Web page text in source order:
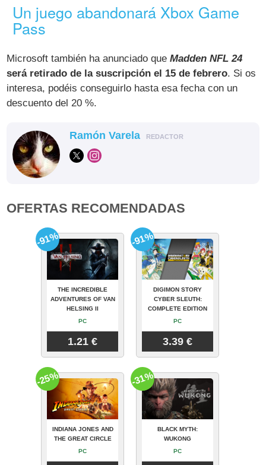
Un juego abandonará Xbox Game
Pass
Microsoft también ha anunciado queMadden NFL 24
será retirado de la suscripción el 15 de febrero. Si os
interesa, podéis conseguirlo hasta esa fecha con un
descuento del 20 %.
Ramón Varela REDACTOR
OFERTAS RECOMENDADAS
THE INCREDIBLE
ADVENTURES OF VAN
HELSING II
PC
1.21 €
-91%
DIGIMON STORY
CYBER SLEUTH:
COMPLETE EDITION
PC
3.39 €
-91%
INDIANA JONES AND
THE GREAT CIRCLE
PC
-25%
BLACK MYTH:
WUKONG
PC
-31%